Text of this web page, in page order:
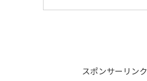
スポンサーリンク